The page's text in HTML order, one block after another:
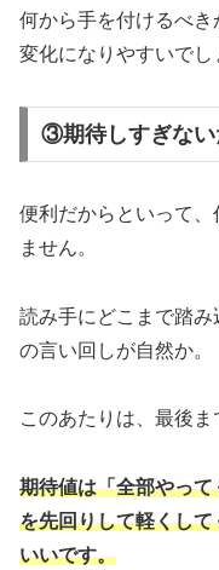
何から手を付けるべ
変化になりやすいでし
③期待しすぎない
便利だからといって、
ません。
読み手にどこまで踏
の言い回しが自然か。
このあたりは、最後ま
期待値は「全部やっ
を先回りして軽くし
いいです。